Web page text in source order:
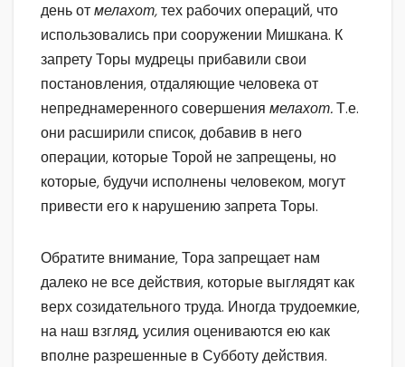
день отмелахот,тех рабочих операций, что
использовались при сооружении Мишкана. К
запрету Торы мудрецы прибавили свои
постановления, отдаляющие человека от
непреднамеренного совершения мелахот.Т.е.
они расширили список, добавив в него
операции, которые Торой не запрещены, но
которые, будучи исполнены человеком, могут
привести его к нарушению запрета Торы.
Обратите внимание, Тора запрещает нам
далеко не все действия, которые выглядят как
верх созидательного труда. Иногда трудоемкие,
на наш взгляд, усилия оцениваются ею как
вполне разрешенные в Субботу действия.